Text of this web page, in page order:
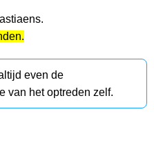
even de
van het optreden zelf.